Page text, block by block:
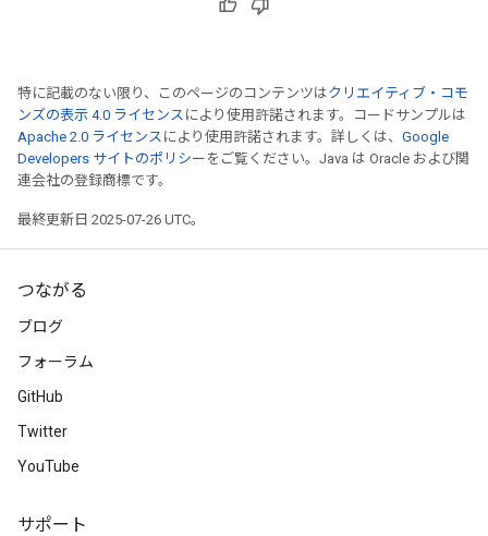
特に記載のない限り、このページのコンテンツはクリエイティブ・コモ
ンズの表示 4.0 ライセンス により使用許諾されます。コードサンプルは
Apache 2.0 ライセンス により使用許諾されます。詳しくは、 Google
Developers サイトのポリシー をご覧ください。Java は Oracle および関
連会社の登録商標です。
最終更新日 2025-07-26 UTC。
つながる
ブログ
フォーラム
GitHub
Twitter
YouTube
サポート